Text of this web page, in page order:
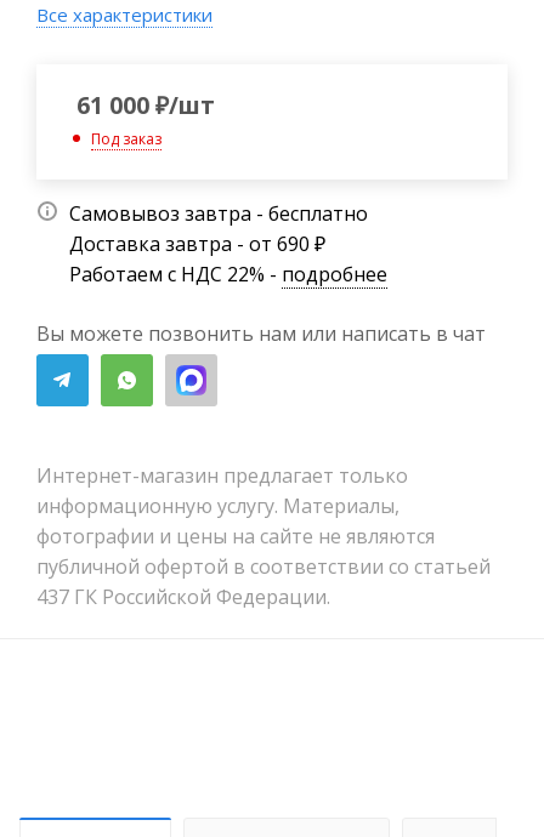
Все характеристики
61 000₽/шт
Под заказ
Самовывоз завтра - бесплатно
Доставка завтра - от 690 ₽
Работаем с НДС 22% - подробнее
Вы можете позвонить нам или написать в чат
Интернет-магазин предлагает только
информационную услугу. Материалы,
фотографии и цены на сайте не являются
публичной офертой в соответствии со статьей
437 ГК Российской Федерации.